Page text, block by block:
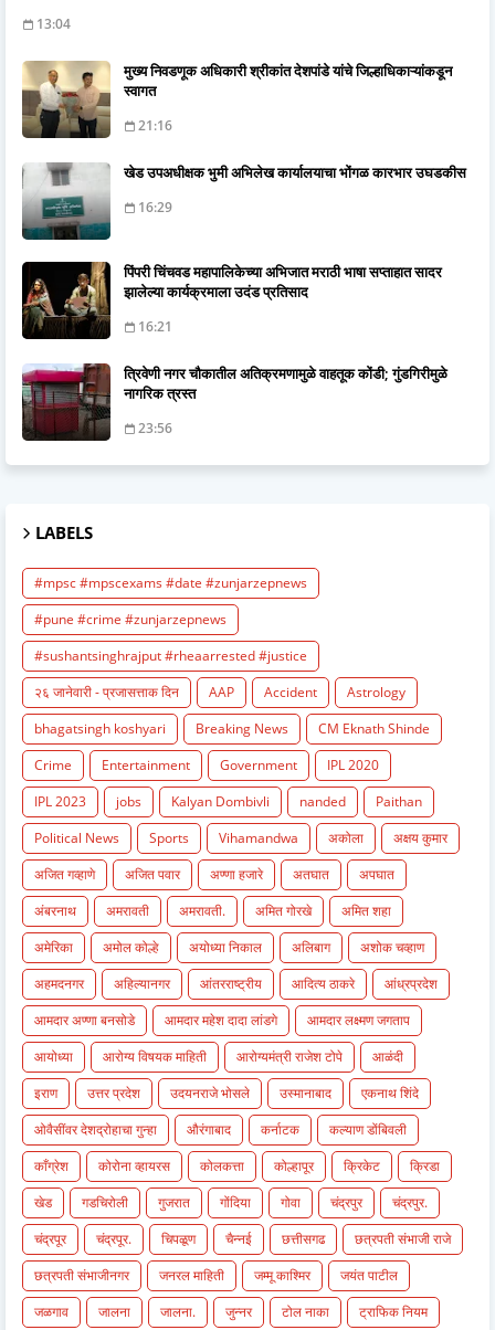
13:04
मुख्य निवडणूक अधिकारी श्रीकांत देशपांडे यांचे जिल्हाधिकाऱ्यांकडून
स्वागत
21:16
खेड उपअधीक्षक भुमी अभिलेख कार्यालयाचा भोंगळ कारभार उघडकीस
16:29
पिंपरी चिंचवड महापालिकेच्या अभिजात मराठी भाषा सप्ताहात सादर
झालेल्या कार्यक्रमाला उदंड प्रतिसाद
16:21
त्रिवेणी नगर चौकातील अतिक्रमणामुळे वाहतूक कोंडी; गुंडगिरीमुळे
नागरिक त्रस्त
23:56
LABELS
#mpsc #mpscexams #date #zunjarzepnews
#pune #crime #zunjarzepnews
#sushantsinghrajput #rheaarrested #justice
२६ जानेवारी - प्रजासत्ताक दिन
AAP Accident
Astrology
bhagatsingh koshyari
Breaking News
CM Eknath Shinde
Crime
Entertainment Government
IPL 2020
IPL 2023
jobs Kalyan Dombivli nanded
Paithan
Political News
Sports Vihamandwa अकोला
अक्षय कुमार
अजित गव्हाणे
अजित पवार अण्णा हजारे अतघात
अपघात
अंबरनाथ
अमरावती अमरावती. अमित गोरखे
अमित शहा
अमेरिका
अमोल कोल्हे अयोध्या निकाल अलिबाग
अशोक चव्हाण
अहमदनगर
अहिल्यानगर आंतरराष्ट्रीय आदित्य ठाकरे
आंध्रप्रदेश
आमदार अण्णा बनसोडे
आमदार महेश दादा लांडगे
आमदार लक्ष्मण जगताप
आयोध्या
आरोग्य विषयक माहिती आरोग्यमंत्री राजेश टोपे
आळंदी
इराण
उत्तर प्रदेश उदयनराजे भोसले उस्मानाबाद
एकनाथ शिंदे
ओवैसींवर देशद्रोहाचा गुन्हा
औरंगाबाद कर्नाटक
कल्याण डोंबिवली
काँग्रेश
कोरोना व्हायरस कोलकत्ता कोल्हापूर क्रिकेट
क्रिडा
खेड
गडचिरोली गुजरात गोंदिया गोवा चंद्रपुर
चंद्रपुर.
चंद्रपूर
चंद्रपूर. चिपळूण चैन्नई छत्तीसगढ
छत्रपती संभाजी राजे
छत्रपती संभाजीनगर
जनरल माहिती जम्मू काश्मिर
जयंत पाटील
जळगाव
जालना जालना. जुन्नर टोल नाका ट्राफिक नियम